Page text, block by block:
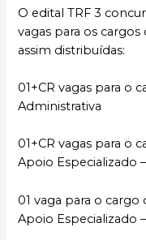
O edital TRF 3
vagas para os cargos
assim distribuídas:
01+CR vagas para o
Administrativa
01+CR vagas para o
Apoio Especializado
01 vaga para o cargo
Apoio Especializado